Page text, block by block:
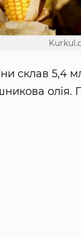
склав 5,4
олія.